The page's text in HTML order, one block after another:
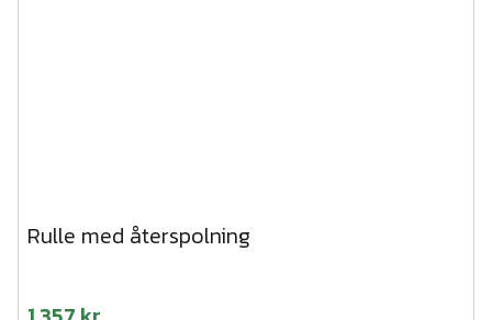
Rulle med återspolning